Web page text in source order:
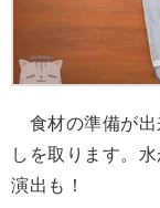
食材の準備が出
しを取ります。
演出も！